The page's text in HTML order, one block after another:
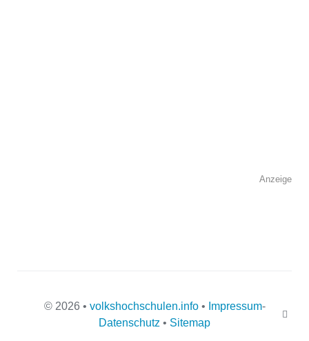
Anzeige
© 2026 • volkshochschulen.info• Impressum-
Datenschutz • Sitemap